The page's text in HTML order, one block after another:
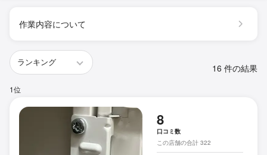
作業内容について
16 件の結果
1位
8
口コミ数
この店舗の合計 322